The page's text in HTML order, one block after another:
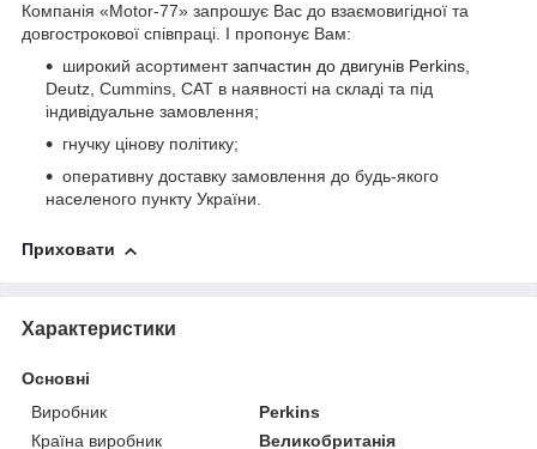
Компанія «Motor-77» запрошує Вас до взаємовигідної та
довгострокової співпраці. І пропонує Вам:
широкий асортиментзапчастин до двигунів Perkins,
Deutz, Cummins, CAT в наявності на складі та під
індивідуальне замовлення;
гнучку цінову політику;
оперативну доставку замовлення до будь-якого
населеного пункту України.
Приховати
Характеристики
Основні
Виробник
Perkins
Країна виробник
Великобританія